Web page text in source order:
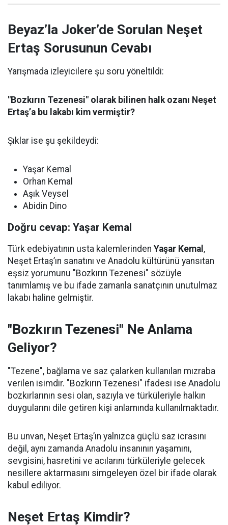
Beyaz’la Joker’de Sorulan Neşet
Ertaş Sorusunun Cevabı
Yarışmada izleyicilere şu soru yöneltildi:
"Bozkırın Tezenesi" olarak bilinen halk ozanı Neşet
Ertaş’a bu lakabı kim vermiştir?
Şıklar ise şu şekildeydi:
Yaşar Kemal
Orhan Kemal
Aşık Veysel
Abidin Dino
Doğru cevap: Yaşar Kemal
Türk edebiyatının usta kalemlerinden Yaşar Kemal ,
Neşet Ertaş’ın sanatını ve Anadolu kültürünü yansıtan
eşsiz yorumunu "Bozkırın Tezenesi" sözüyle
tanımlamış ve bu ifade zamanla sanatçının unutulmaz
lakabı haline gelmiştir.
"Bozkırın Tezenesi" Ne Anlama
Geliyor?
"Tezene", bağlama ve saz çalarken kullanılan mızraba
verilen isimdir. "Bozkırın Tezenesi" ifadesi ise Anadolu
bozkırlarının sesi olan, sazıyla ve türküleriyle halkın
duygularını dile getiren kişi anlamında kullanılmaktadır.
Bu unvan, Neşet Ertaş’ın yalnızca güçlü saz icrasını
değil, aynı zamanda Anadolu insanının yaşamını,
sevgisini, hasretini ve acılarını türküleriyle gelecek
nesillere aktarmasını simgeleyen özel bir ifade olarak
kabul ediliyor.
Neşet Ertaş Kimdir?